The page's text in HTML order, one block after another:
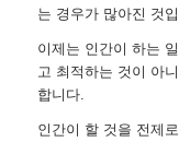
는 경우가 많아진 것입
이제는 인간이 하는
고 최적하는 것이 아
합니다.
인간이 할 것을 전제